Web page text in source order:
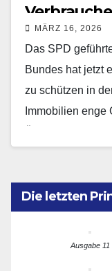
MÄRZ 16, 2026
Das SPD
Bundes hat jetzt
zu schützen in
Immobilien enge
Die letzten
Ausgabe 11